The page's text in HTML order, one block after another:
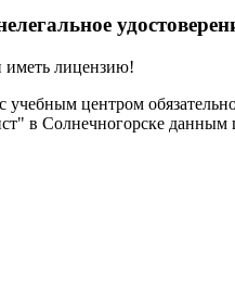
лицензию!
учебным центром
в Солнечногорске данным